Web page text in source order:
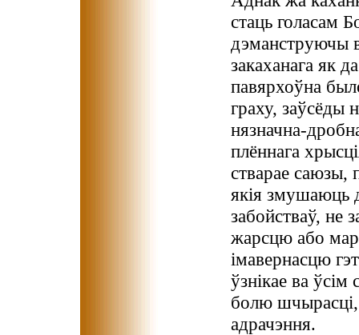
стаць голасам
дэманструючы
закаханага як
павярхоўна
граху, заўсёды
нязначна-
плённага
стварае саюзы,
якія змушаюць
забойстваў, не
жарсцю або
імавернасцю
ўзнікае ва ўсім
болю
адрачэння.